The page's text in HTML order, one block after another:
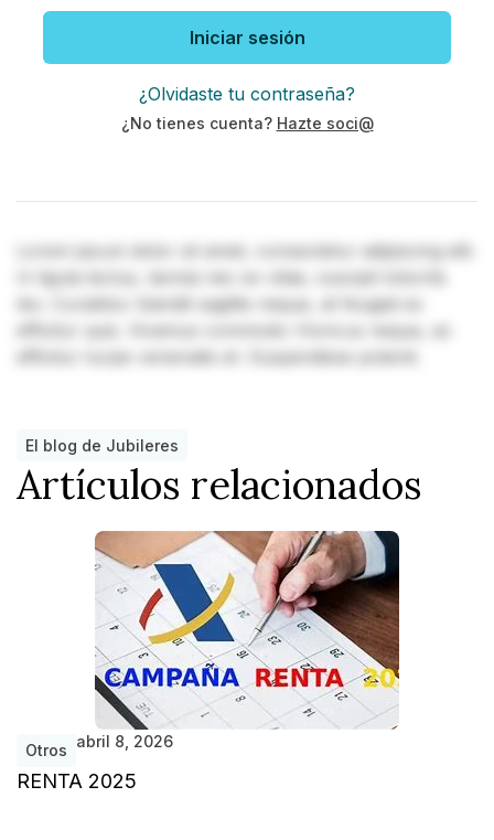
Lorem ipsum dolor sit amet, consectetur adipiscing elit.
In ligula lectus, lacinia nec ex vitae, suscipit lobortis
leo. Curabitur blandit sagittis neque, at feugiat ex
efficitur quis. Vivamus commodo rhoncus neque, ac
efficitur turpis venenatis et. Suspendisse potenti.
Iniciar sesión
¿Olvidaste tu contraseña?
¿No tienes cuenta? Hazte soci@
El blog de Jubileres
Artículos relacionados
Otros abril 8, 2026
RENTA 2025